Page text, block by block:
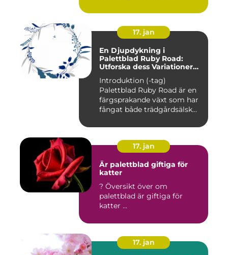
17. jan
En Djupdykning i
Palettblad Ruby Road:
Utforska dess Variationer
Introduktion (-tag)
Palettblad Ruby Road är en
färgsprakande växt som har
fångat både trädgårdsälsk...
17. jan
Är palettblad giftiga för
katter
? Översikt över om
palettblad är giftiga för
katter ...
17. jan